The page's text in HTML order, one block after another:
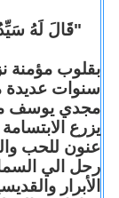
"قَالَ لَهُ
بقلوب مؤمنة
سنوات عديدة
مجدي يوسف
يزرع
عنون للحب
رحل الي
الأبرار